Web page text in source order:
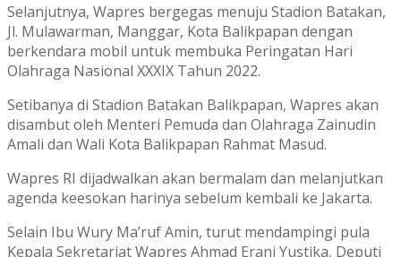
Selanjutnya, Wapres bergegas menuju Stadion Batakan,
Jl. Mulawarman, Manggar, Kota Balikpapan dengan
berkendara mobil untuk membuka Peringatan Hari
Olahraga Nasional XXXIX Tahun 2022.
Setibanya di Stadion Batakan Balikpapan, Wapres akan
disambut oleh Menteri Pemuda dan Olahraga Zainudin
Amali dan Wali Kota Balikpapan Rahmat Masud.
Wapres RI dijadwalkan akan bermalam dan melanjutkan
agenda keesokan harinya sebelum kembali ke Jakarta.
Selain Ibu Wury Ma’ruf Amin, turut mendampingi pula
Kepala Sekretariat Wapres Ahmad Erani Yustika, Deputi